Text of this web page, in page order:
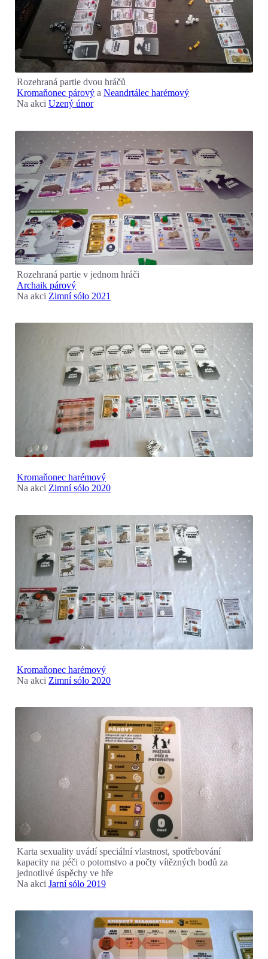
Rozehraná partie dvou hráčů
Kromaňonec párový aNeandrtálec harémový
Na akciUzený únor
Rozehraná partie v jednom hráči
Archaik párový
Na akci Zimní sólo 2021
Kromaňonec harémový
Na akciZimní sólo 2020
Kromaňonec harémový
Na akci Zimní sólo 2020
Karta sexuality uvádí speciální vlastnost, spotřebování
kapacity na péči o potomstvo a počty vítězných bodů za
jednotlivé úspěchy ve hře
Na akciJarní sólo 2019